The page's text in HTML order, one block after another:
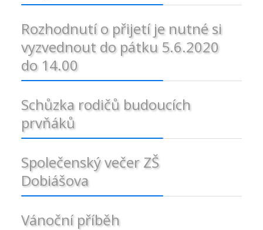
Rozhodnutí o přijetí je nutné si
vyzvednout do pátku 5.6.2020
do 14.00
Schůzka rodičů budoucích
prvňáků
Společenský večer ZŠ
Dobiášova
Vánoční příběh